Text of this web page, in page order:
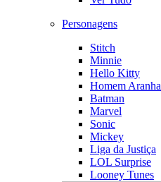
Personagens
Stitch
Minnie
Hello Kitty
Homem Aranha
Batman
Marvel
Sonic
Mickey
Liga da Justiça
LOL Surprise
Looney Tunes